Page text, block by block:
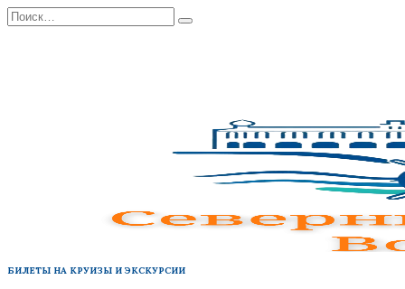
Перейти
к
Search
for:
БИЛЕТЫ НА КРУИЗЫ И ЭКСКУРСИИ